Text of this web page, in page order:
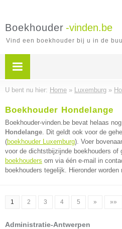
Boekhouder -vinden.be
Vind een boekhouder bij u in de
U bent nu hier: Home » Luxemburg »
Boekhouder Hondelange
Boekhouder-vinden.be bevat helaas
Hondelange. Dit geldt ook voor de
(boekhouder Luxemburg). Voer
voor de dichtstbijzijnde boekhouders of
boekhouders om via één e-mail in
boekhouders tegelijk. Hieronder
1 2 3 4 5 » »»
Administratie-Antwerpen